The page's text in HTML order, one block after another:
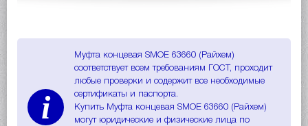
i
Муфта концевая SMOE 63660 (Райхем)
соответствует всем требованиям ГОСТ, проходит
любые проверки и содержит все необходимые
сертификаты и паспорта.
Купить Муфта концевая SMOE 63660 (Райхем)
могут юридические и физические лица по